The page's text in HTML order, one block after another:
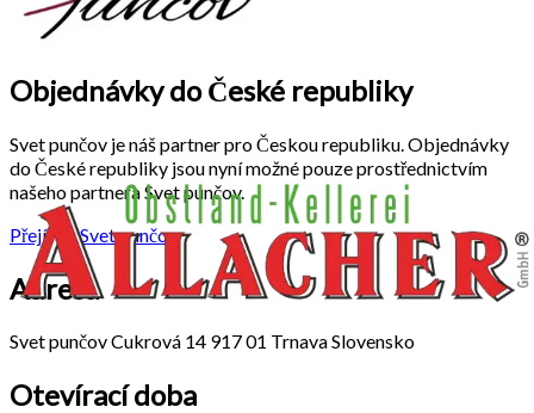
Objednávky do České republiky
Svet punčov je náš partner pro Českou republiku. Objednávky
do České republiky jsou nyní možné pouze prostřednictvím
našeho partnera Svet punčov.
Přejít na Svet punčov
Adresa
Svet punčov Cukrová 14 917 01 Trnava Slovensko
Otevírací doba